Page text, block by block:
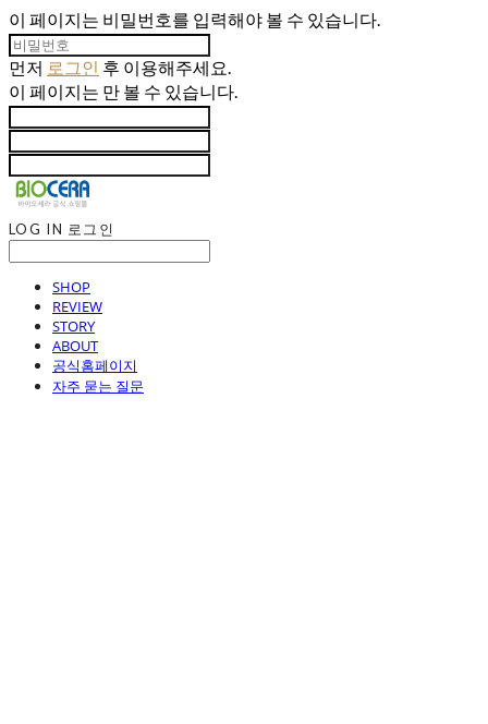
이 페이지는 비밀번호를 입력해야 볼 수 있습니다.
먼저 로그인 후 이용해주세요.
이 페이지는 만 볼 수 있습니다.
LOG IN 로그인
SHOP
REVIEW
STORY
ABOUT
공식홈페이지
자주 묻는 질문